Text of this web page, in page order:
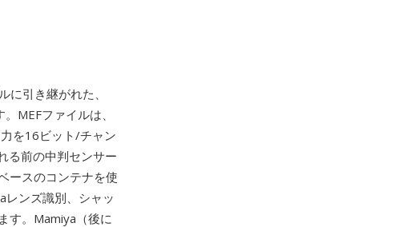
引き継がれた、
MEFファイルは、
を16ビット/チャン
る前の中判センサー
ースのコンテナを使
レンズ識別、シャッ
す。Mamiya（後に